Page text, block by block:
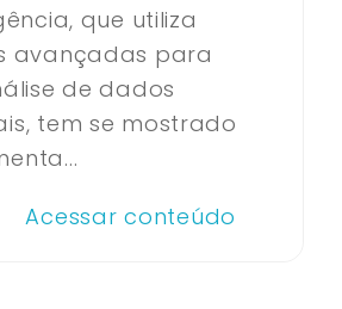
que utiliza
avançadas para
de dados
tem se mostrado
Acessar conteúdo